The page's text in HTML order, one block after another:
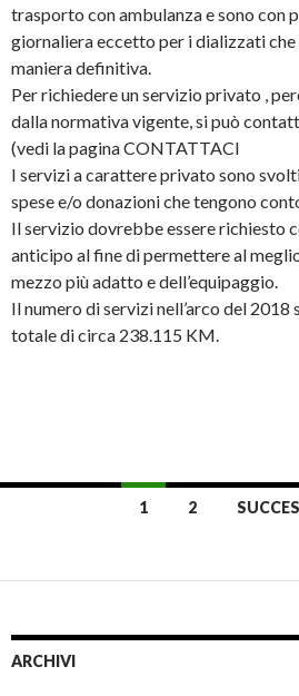
trasporto con ambulanza e sono con
giornaliera eccetto per i dializzati che
maniera definitiva.
Per richiedere un servizio privato ,
dalla normativa vigente, si può
(vedi la pagina CONTATTACI
I servizi a carattere privato sono
spese e/o donazioni che tengono
Il servizio dovrebbe essere richiesto
anticipo al fine di permettere al
mezzo più adatto e dell’equipaggio.
Il numero di servizi nell’arco del 2018
totale di circa 238.115 KM.
Navigazione
1 2
ARCHIVI